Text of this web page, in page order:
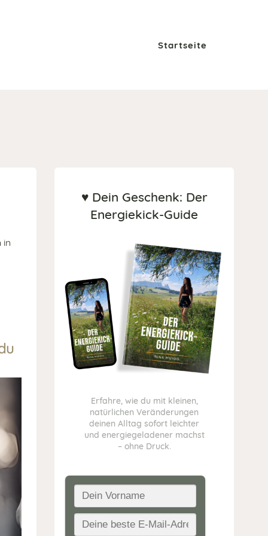
Startseite
in
♥ Dein Geschenk: Der
Energiekick-Guide
Erfahre, wie du mit kleinen,
natürlichen Veränderungen
deinen Alltag sofort leichter
und energiegeladener machst
– ohne Druck.